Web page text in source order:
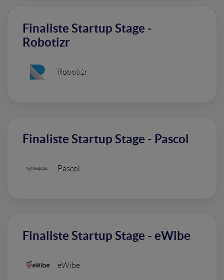
Finaliste Startup Stage -
Robotizr
Robotizr
Finaliste Startup Stage - Pascol
Pascol
Finaliste Startup Stage - eWibe
eWibe